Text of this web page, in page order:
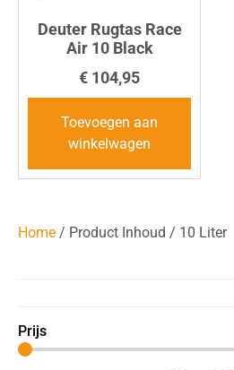
Prijs
Deuter Rugtas Race
Air 10 Black
€ 104,95
Toevoegen aan
winkelwagen
Home / Product Inhoud / 10 Liter